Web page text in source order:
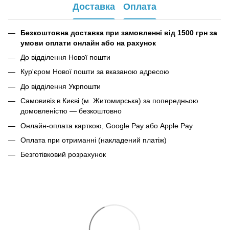
Доставка Оплата
Безкоштовна доставка при замовленні від 1500 грн за
умови оплати онлайн або на рахунок
До відділення Нової пошти
Кур'єром Нової пошти за вказаною адресою
До відділення Укрпошти
Самовивіз в Києві (м. Житомирська) за попередньою
домовленістю — безкоштовно
Онлайн-оплата карткою, Google Pay або Apple Pay
Оплата при отриманні (накладений платіж)
Безготівковий розрахунок